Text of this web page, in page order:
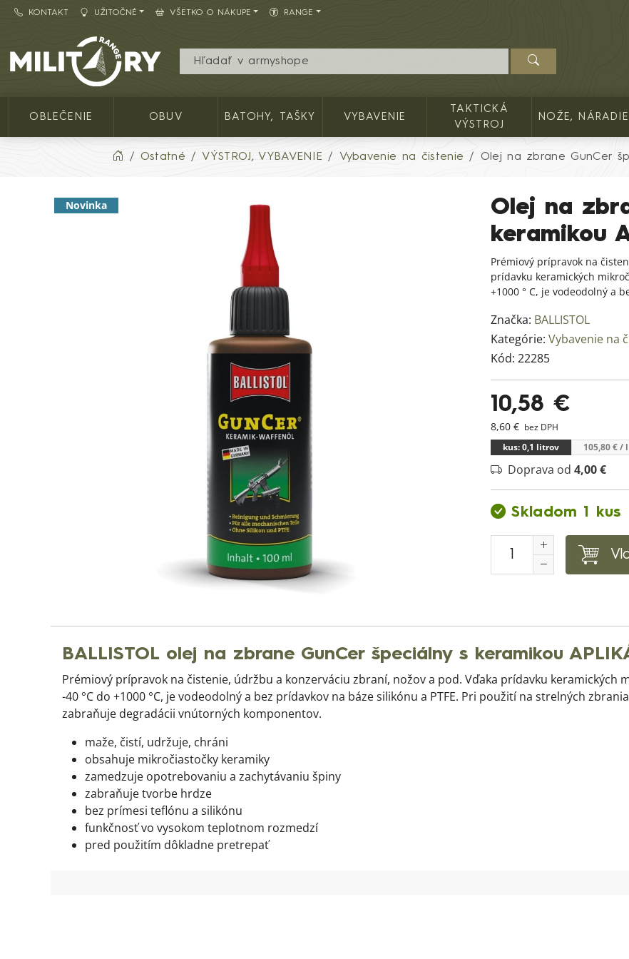
KONTAKT UŽITOČNÉ VŠETKO O NÁKUPE RANGE
Army shop MILITARY RANGE SK
OBLEČENIE OBUV BATOHY, TAŠKY VYBAVENIE
TAKTICKÁ
VÝSTROJ
NOŽE, NÁRADIE
Ostatné VÝSTROJ, VYBAVENIE Vybavenie na čistenie Olej na zbrane GunCer
Olej na
keramikou
Prémiový prípravok na
prídavku keramických
+1000 ° C, je vodeodolný a
Značka: BALLISTOL
Kategórie: Vybavenie na
Kód: 22285
10,58 €
8,60 € bez DPH
kus: 0,1 litrov
105,80 €/ l
Doprava od 4,00 €
Skladom 1 kus
Novinka
BALLISTOL olej na zbrane GunCer špeciálny s keramikou
Prémiový prípravok na čistenie, údržbu a konzerváciu zbraní, nožov a pod. Vďaka prídavku
-40 °C do +1000 °C, je vodeodolný a bez prídavkov na báze silikónu a PTFE. Pri použití na strelných
zabraňuje degradácii vnútorných komponentov.
maže, čistí, udržuje, chráni
obsahuje mikročiastočky keramiky
zamedzuje opotrebovaniu a zachytávaniu špiny
zabraňuje tvorbe hrdze
bez prímesi teflónu a silikónu
funkčnosť vo vysokom teplotnom rozmedzí
pred použitím dôkladne pretrepať